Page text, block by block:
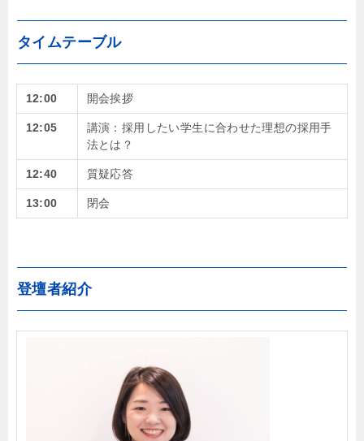
タイムテーブル
12:00 開会挨拶
12:05
講演：採用したい学生に合わせた理想の採用手
法とは？
12:40 質疑応答
13:00 閉会
登壇者紹介